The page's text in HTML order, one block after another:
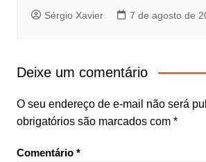
Sérgio Xavier 7 de agosto de
Deixe um comentário
O seu endereço de e-mail não será
obrigatórios são marcados com *
Comentário *